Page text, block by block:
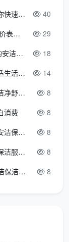
1次的日常保
侧重卫生间
理财配置。
眼精，但有没
”。
洁严禁做完即
工作人员需要
桌面摸上去不
行全屋零散物
日常保洁是什么意思？成都天均安洁带你快速区分“日常vs深度vs开荒” 40
成都保洁服务价格多少？2026年最新报价表来了，这一篇看透所有费用 29
日常保洁99元4小时全屋清洁：成都天均安洁保洁超值服务全解析 18
专业日常保洁标准全解析，打造洁净舒适生活空间 14
专业日常保洁流程及标准全解析，打造洁净舒适环境 8
消费 8
日常保洁的正确方式：专业技巧与天均安洁保洁服务全解析 8
日常保洁公司专业选择指南：天均安洁保洁服务全解析 8
日常保洁2小时高效攻略：成都天均安洁保洁专业时间管理方案 8